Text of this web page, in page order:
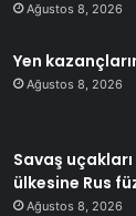
Ağustos 8, 2026
Yen
Ağustos 8, 2026
Savaş
ülkesine Rus
Ağustos 8, 2026